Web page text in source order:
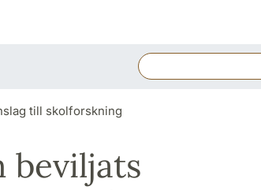
till skolforskning
beviljats